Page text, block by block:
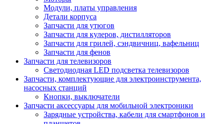
Модули, платы управления
Детали корпуса
Запчасти для утюгов
Запчасти для кулеров, дистилляторов
Запчасти для грилей, сэндвичниц, вафельниц
Запчасти для фенов
Запчасти для телевизоров
Светодиодная LED подсветка телевизоров
Запчасти, комплектующие для электроинструмента,
насосных станций
Кнопки, выключатели
Запчасти аксессуары для мобильной электроники
Зарядные устройства, кабели для смартфонов и